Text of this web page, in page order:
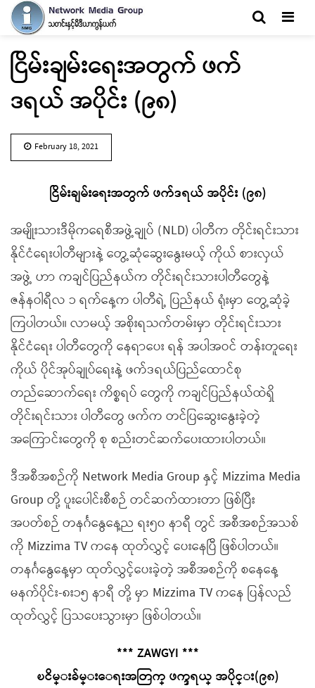
ငြိမ်းချမ်းရေးအတွက် ဖက်
ဒရယ် အပိုင်း (၉၈)
February 18, 2021
ငြိမ်းချမ်းရေးအတွက် ဖက်ဒရယ် အပိုင်း (၉၈)
အမျိုးသားဒီမိုကရေစီအဖွဲ့ချုပ် (NLD) ပါတီက တိုင်းရင်းသား
နိုင်ငံရေးပါတီများနဲ့ တွေ့ဆုံဆွေးနွေးမယ့် ကိုယ် စားလှယ်
အဖွဲ့ ဟာ ကချင်ပြည်နယ်က တိုင်းရင်းသားပါတီတွေနဲ့
ဇန်နဝါရီလ ၁ ရက်နေ့က ပါတီရဲ့ ပြည်နယ် ရုံးမှာ တွေ့ဆုံခဲ့
ကြပါတယ်။ လာမယ့် အစိုးရသက်တမ်းမှာ တိုင်းရင်းသား
နိုင်ငံရေး ပါတီတွေကို နေရာပေး ရန် အပါအဝင် တန်းတူရေး
ကိုယ် ပိုင်အုပ်ချုပ်ရေးနဲ့ ဖက်ဒရယ်ပြည်ထောင်စု
တည်ဆောက်ရေး ကိစ္စရပ် တွေကို ကချင်ပြည်နယ်ထဲရှိ
တိုင်းရင်းသား ပါတီတွေ ဖက်က တင်ပြဆွေးနွေးခဲ့တဲ့
အကြောင်းတွေကို စု စည်းတင်ဆက်ပေးထားပါတယ်။
ဒီအစီအစဉ်ကို Network Media Group နှင့် Mizzima Media
Group တို့ ပူးပေါင်းစီစဉ် တင်ဆက်ထားတာ ဖြစ်ပြီး
အပတ်စဉ် တနင်္ဂနွေနေ့ည ရး၅၀ နာရီ တွင် အစီအစဉ်အသစ်
ကို Mizzima TV ကနေ ထုတ်လွှင့် ပေးနေပြီ ဖြစ်ပါတယ်။
တနင်္ဂနွေနေ့မှာ ထုတ်လွှင့်ပေးခဲ့တဲ့ အစီအစဉ်ကို စနေနေ့
မနက်ပိုင်း-၈း၁၅ နာရီ တို့ မှာ Mizzima TV ကနေ ပြန်လည်
ထုတ်လွှင့် ပြသပေးသွားမှာ ဖြစ်ပါတယ်။
*** ZAWGYI ***
ၿငိမ္းခ်မ္းေရးအတြက္ ဖက္ဒရယ္ အပိုင္း(၉၈)